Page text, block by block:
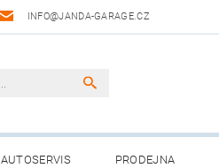
INFO@JANDA-GARAGE.CZ
AUTOSERVIS PRODEJNA